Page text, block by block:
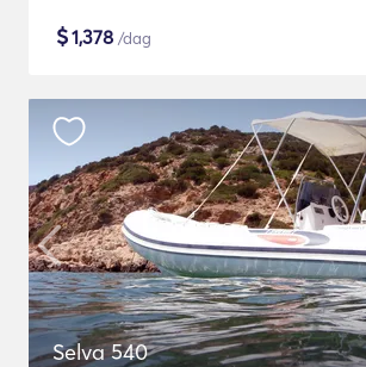
$1,378 /dag
Selva 540